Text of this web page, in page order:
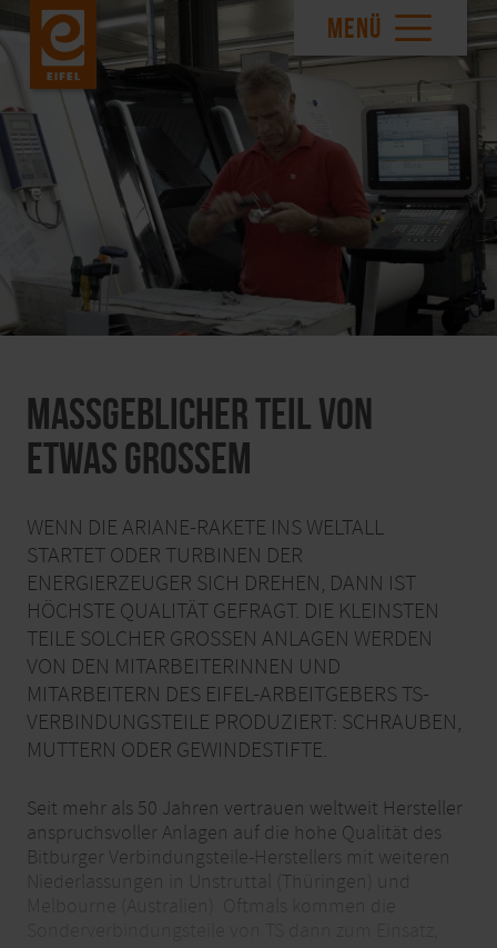
MENÜ
Maßgeblicher Teil von
etwas Großem
WENN DIE ARIANE-RAKETE INS WELTALL
STARTET ODER TURBINEN DER
ENERGIERZEUGER SICH DREHEN, DANN IST
HÖCHSTE QUALITÄT GEFRAGT. DIE KLEINSTEN
TEILE SOLCHER GROSSEN ANLAGEN WERDEN V
ON DEN MITARBEITERINNEN UND M
ITARBEITERN DES EIFEL-ARBEITGEBERS TS-V
ERBINDUNGSTEILE PRODUZIERT: SCHRAUBEN, M
UTTERN ODER GEWINDESTIFTE.
Seit mehr als 50 Jahren vertrauen weltweit Hersteller
anspruchsvoller Anlagen auf die hohe Qualität des
Bitburger Verbindungsteile-Herstellers mit weiteren
Niederlassungen in Unstruttal (Thüringen) und